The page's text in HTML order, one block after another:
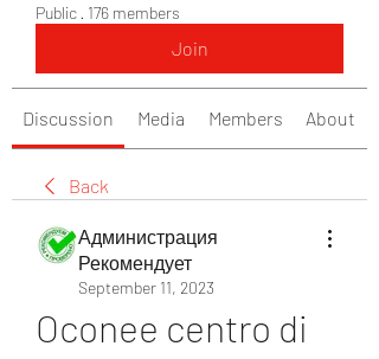
Public · 176 members
Join
Discussion Media Members About
Back
Администрация
Рекомендует
September 11, 2023
Oconee centro di